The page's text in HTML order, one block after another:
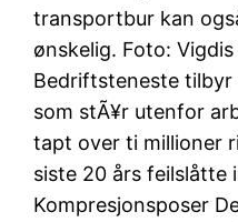
transportbur kan
ønskelig. Foto:
Bedriftsteneste
som stÃ¥r utenfor
tapt over ti millioner
siste 20 års feilslåtte
Kompresjonsposer